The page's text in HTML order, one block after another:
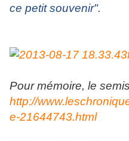
ce petit souvenir".
Pour mémoire, le
http://
e-21644743.html